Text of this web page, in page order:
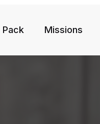
Pack Missions